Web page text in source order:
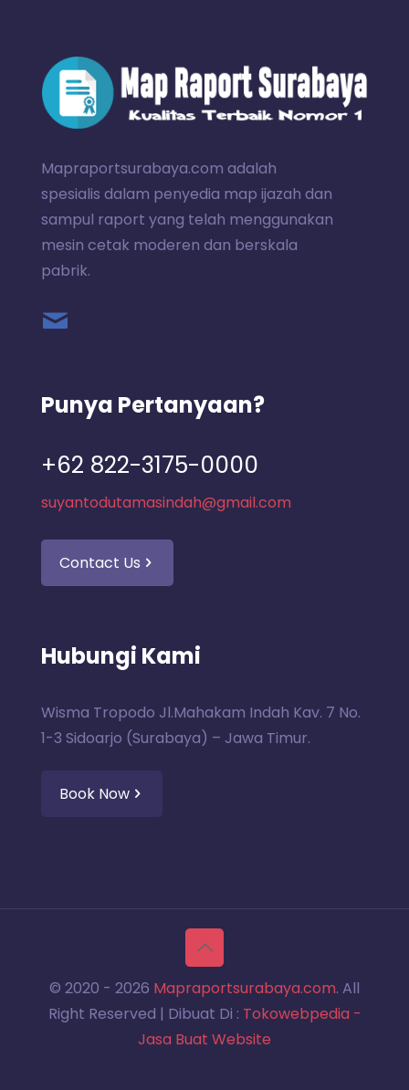
Mapraportsurabaya.com adalah
spesialis dalam penyedia map ijazah dan
sampul raport yang telah menggunakan
mesin cetak moderen dan berskala
pabrik.
Punya Pertanyaan?
+62 822-3175-0000
suyantodutamasindah@gmail.com
Contact Us
Hubungi Kami
Wisma Tropodo Jl.Mahakam Indah Kav. 7 No.
1-3 Sidoarjo (Surabaya) – Jawa Timur.
Book Now
© 2020 - 2026 Mapraportsurabaya.com. All
Right Reserved | Dibuat Di : Tokowebpedia -
Jasa Buat Website